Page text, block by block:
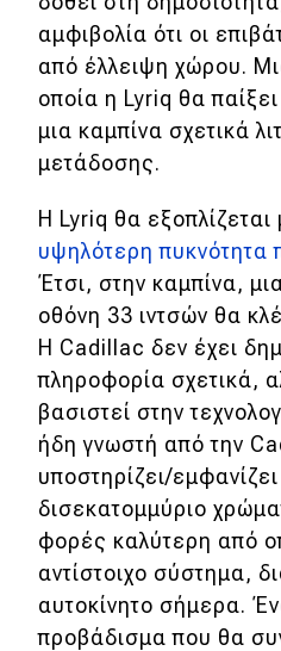
αμφιβολία ότι οι
από έλλειψη χώρου.
οποία η Lyriq θα
μια καμπίνα σχετικά
μετάδοσης.
Η Lyriq θα εξοπλίζεται
υψηλότερη πυκνότητα
Έτσι, στην καμπίνα,
οθόνη 33 ιντσών θα
Η Cadillac δεν έχει
πληροφορία σχετικά,
βασιστεί στην
ήδη γνωστή από την
υποστηρίζει/
δισεκατομμύριο
φορές καλύτερη από
αντίστοιχο σύστημα,
αυτοκίνητο σήμερα.
προβάδισμα που θα